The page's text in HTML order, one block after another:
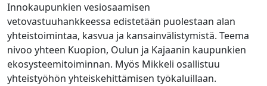
Innokaupunkien vesiosaamisen
vetovastuuhankkeessa edistetään puolestaan alan
yhteistoimintaa, kasvua ja kansainvälistymistä. Teema
nivoo yhteen Kuopion, Oulun ja Kajaanin kaupunkien
ekosysteemitoiminnan. Myös Mikkeli osallistuu
yhteistyöhön yhteiskehittämisen työkaluillaan.